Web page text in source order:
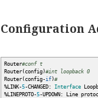
Configuration
Router#conf t
Router (config )#int loopback 0
Router (config- if )#
%LINK- 5-CHANGED:Interface
%LINEPROTO- 5-UPDOWN: Line